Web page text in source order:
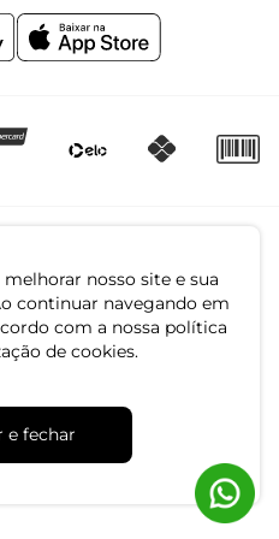
nosso site e sua
continuar navegando em
com a nossa política
de cookies.
e fechar
0001-05
89129-080 - Luiz Alves - SC